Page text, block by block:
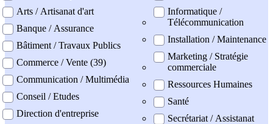
Arts / Artisanat d'art
Banque / Assurance
Bâtiment / Travaux Publics
Commerce / Vente (39)
Communication / Multimédia
Conseil / Etudes
Direction d'entreprise
Informatique /
Télécommunication
Installation / Maintenance
Marketing / Stratégie
commerciale
Ressources Humaines
Santé
Secrétariat / Assistanat